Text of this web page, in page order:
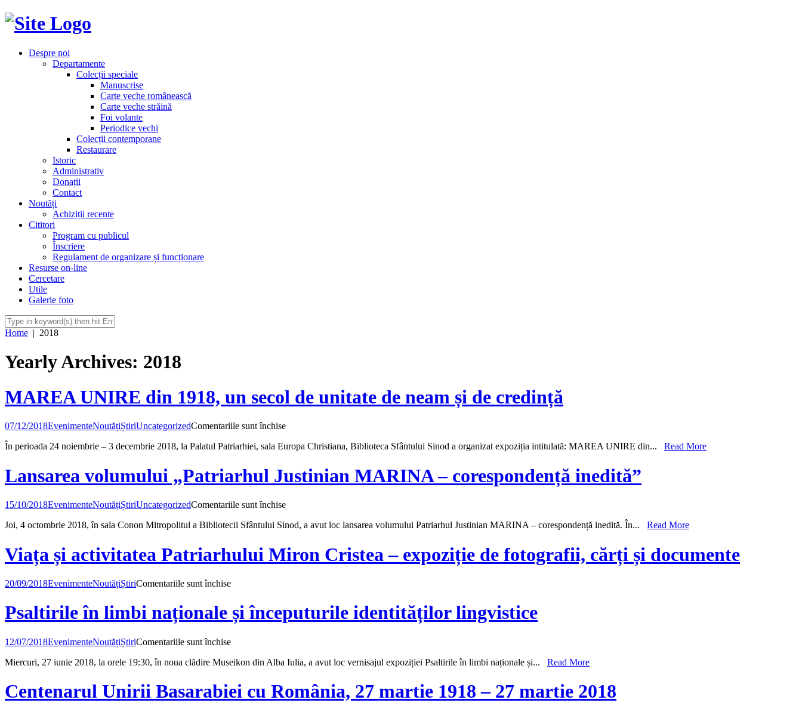
Despre noi
Departamente
Colecții speciale
Manuscrise
Carte veche românească
Carte veche străină
Foi volante
Periodice vechi
Colecții contemporane
Restaurare
Istoric
Administrativ
Donații
Contact
Noutăți
Achiziții recente
Cititori
Program cu publicul
Înscriere
Regulament de organizare și funcționare
Resurse on-line
Cercetare
Utile
Galerie foto
Home | 2018
Yearly Archives: 2018
MAREA UNIRE din 1918, un secol de unitate de neam și de credință
07/12/2018EvenimenteNoutățiȘtiriUncategorizedComentariile sunt închisepentru
UNIRE
un
unitate
de
neam
de
credință
În perioada 24 noiembrie – 3 decembrie 2018, la Palatul Patriarhiei, sala Europa Christiana, Biblioteca Sfântului Sinod a organizat expoziția intitulată: MAREA UNIRE din... Read More
Lansarea volumului „Patriarhul Justinian MARINA – corespondență inedită”
15/10/2018EvenimenteNoutățiȘtiriUncategorizedComentariile sunt închisepentru
volumului
Justinian
MARINA
Joi, 4 octombrie 2018, în sala Conon Mitropolitul a Bibliotecii Sfântului Sinod, a avut loc lansarea volumului Patriarhul Justinian MARINA – corespondență inedită. În... Read More
Viața și activitatea Patriarhului Miron Cristea – expoziție de fotografii, cărți și documente
20/09/2018EvenimenteNoutățiȘtiriComentariile sunt închisepentru
activitatea
Patriarhului
Cristea
–
expoziție
fotografii,
cărți
Psaltirile în limbi naționale și începuturile identităților lingvistice
12/07/2018EvenimenteNoutățiȘtiriComentariile sunt închisepentru
în
naționale
și
Miercuri, 27 iunie 2018, la orele 19:30, în noua clădire Museikon din Alba Iulia, a avut loc vernisajul expoziției Psaltirile în limbi naționale și... Read More
Centenarul Unirii Basarabiei cu România, 27 martie 1918 – 27 martie 2018